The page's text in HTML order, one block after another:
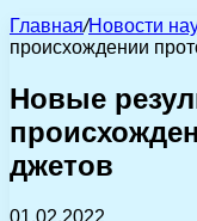
Главная/Новости
происхождении
Новые
джетов
01.02.2022